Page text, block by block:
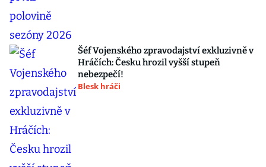
Šéf Vojenského zpravodajství exkluzivně v
Hráčích: Česku hrozil vyšší stupeň
nebezpečí!
Blesk hráči